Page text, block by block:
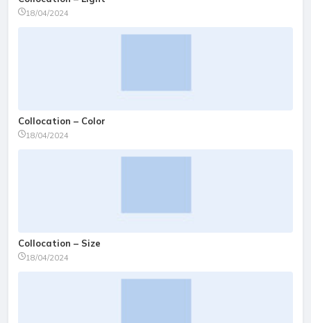
18/04/2024
Collocation – Color
18/04/2024
Collocation – Size
18/04/2024